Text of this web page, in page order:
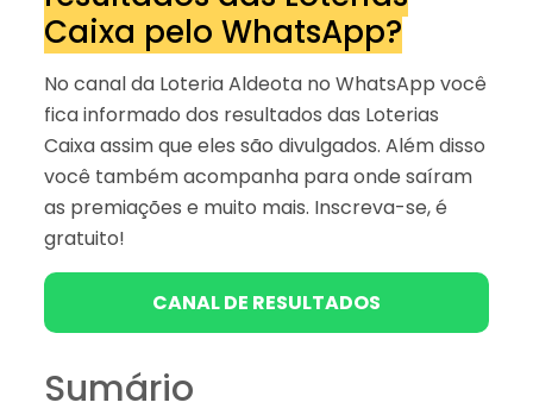
Caixa pelo WhatsApp?
No canal da Loteria Aldeota no WhatsApp você
fica informado dos resultados das Loterias
Caixa assim que eles são divulgados. Além disso
você também acompanha para onde saíram
as premiações e muito mais. Inscreva-se, é
gratuito!
CANAL DE RESULTADOS
Sumário